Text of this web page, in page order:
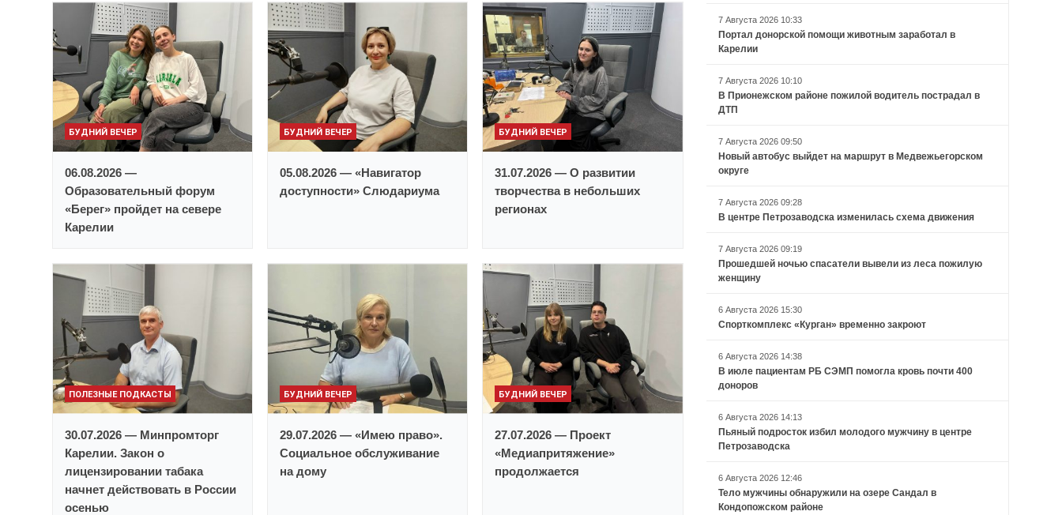
увеличить
или
уменьшить
громкость.
БУДНИЙ ВЕЧЕР
06.08.2026 —
Образовательный форум
«Берег» пройдет на севере
Карелии
БУДНИЙ ВЕЧЕР
05.08.2026 — «Навигатор
доступности» Слюдариума
БУДНИЙ ВЕЧЕР
31.07.2026 — О развитии
творчества в небольших
регионах
ПОЛЕЗНЫЕ ПОДКАСТЫ
30.07.2026 — Минпромторг
Карелии. Закон о
лицензировании табака
начнет действовать в России
осенью
БУДНИЙ ВЕЧЕР
29.07.2026 — «Имею право».
Социальное обслуживание
на дому
БУДНИЙ ВЕЧЕР
27.07.2026 — Проект
«Медиапритяжение»
продолжается
7 Августа 2026 10:33
Портал донорской помощи животным заработал в
Карелии
7 Августа 2026 10:10
В Прионежском районе пожилой водитель пострадал в
ДТП
7 Августа 2026 09:50
Новый автобус выйдет на маршрут в Медвежьегорском
округе
7 Августа 2026 09:28
В центре Петрозаводска изменилась схема движения
7 Августа 2026 09:19
Прошедшей ночью спасатели вывели из леса пожилую
женщину
6 Августа 2026 15:30
Спорткомплекс «Курган» временно закроют
6 Августа 2026 14:38
В июле пациентам РБ СЭМП помогла кровь почти 400
доноров
6 Августа 2026 14:13
Пьяный подросток избил молодого мужчину в центре
Петрозаводска
6 Августа 2026 12:46
Тело мужчины обнаружили на озере Сандал в
Кондопожском районе